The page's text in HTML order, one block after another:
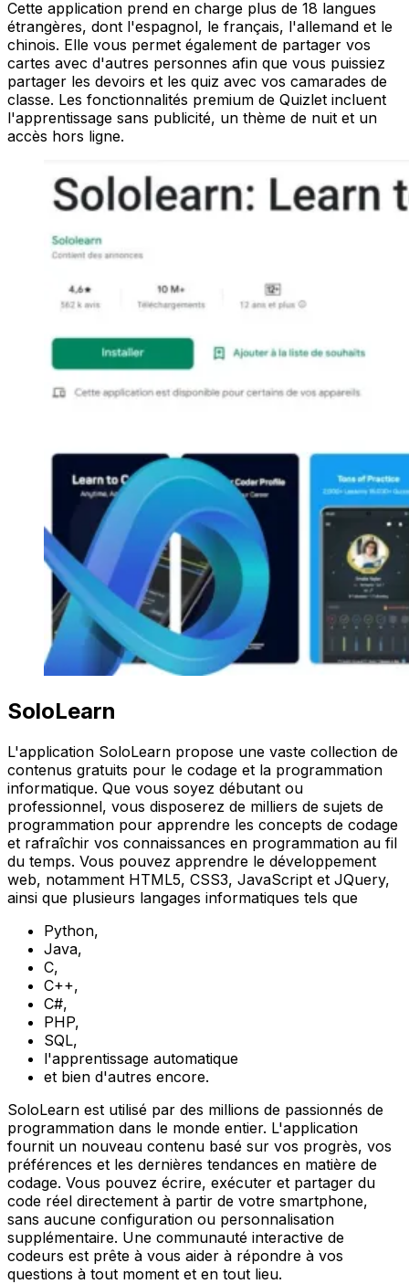
Cette application prend en charge plus de 18 langues
étrangères, dont l'espagnol, le français, l'allemand et le
chinois. Elle vous permet également de partager vos
cartes avec d'autres personnes afin que vous puissiez
partager les devoirs et les quiz avec vos camarades de
classe. Les fonctionnalités premium de Quizlet incluent
l'apprentissage sans publicité, un thème de nuit et un
accès hors ligne.
SoloLearn
L'application SoloLearn propose une vaste collection de
contenus gratuits pour le codage et la programmation
informatique. Que vous soyez débutant ou
professionnel, vous disposerez de milliers de sujets de
programmation pour apprendre les concepts de codage
et rafraîchir vos connaissances en programmation au fil
du temps. Vous pouvez apprendre le développement
web, notamment HTML5, CSS3, JavaScript et JQuery,
ainsi que plusieurs langages informatiques tels que
Python,
Java,
C,
C++,
C#,
PHP,
SQL,
l'apprentissage automatique
et bien d'autres encore.
SoloLearn est utilisé par des millions de passionnés de
programmation dans le monde entier. L'application
fournit un nouveau contenu basé sur vos progrès, vos
préférences et les dernières tendances en matière de
codage. Vous pouvez écrire, exécuter et partager du
code réel directement à partir de votre smartphone,
sans aucune configuration ou personnalisation
supplémentaire. Une communauté interactive de
codeurs est prête à vous aider à répondre à vos
questions à tout moment et en tout lieu.